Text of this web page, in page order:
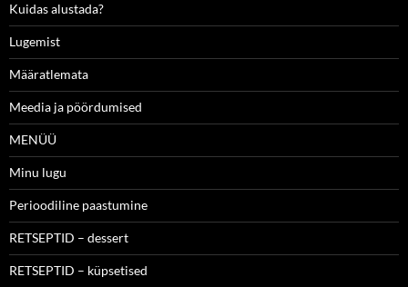
Kuidas alustada?
Lugemist
Määratlemata
Meedia ja pöördumised
MENÜÜ
Minu lugu
Perioodiline paastumine
RETSEPTID – dessert
RETSEPTID – küpsetised